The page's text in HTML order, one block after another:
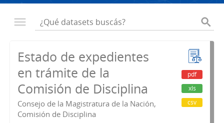
Estado de expedientes
en trámite de la
Comisión de Disciplina
Consejo de la Magistratura de la Nación,
Comisión de Disciplina
pdf
xls
csv